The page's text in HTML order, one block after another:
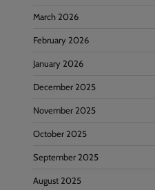
March 2026
February 2026
January 2026
December 2025
November 2025
October 2025
September 2025
August 2025